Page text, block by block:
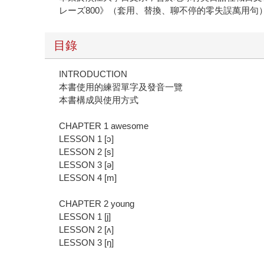
レーズ800》（套用、替換、聊不停的零失誤萬用句
目錄
INTRODUCTION
本書使用的練習單字及發音一覽
本書構成與使用方式
CHAPTER 1 awesome
LESSON 1 [ɔ]
LESSON 2 [s]
LESSON 3 [ə]
LESSON 4 [m]
CHAPTER 2 young
LESSON 1 [j]
LESSON 2 [ʌ]
LESSON 3 [ŋ]